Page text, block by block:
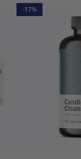
-17%